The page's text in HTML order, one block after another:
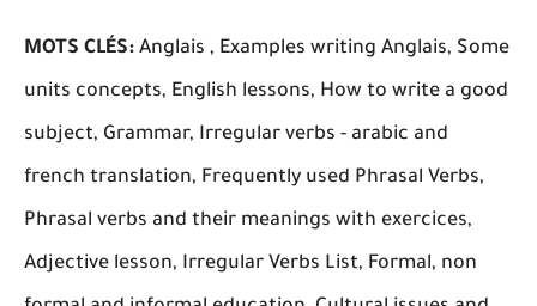
MOTS CLÉS: Anglais , Examples writing Anglais, Some
units concepts, English lessons, How to write a good
subject, Grammar, Irregular verbs - arabic and
french translation, Frequently used Phrasal Verbs,
Phrasal verbs and their meanings with exercices,
Adjective lesson, Irregular Verbs List, Formal, non